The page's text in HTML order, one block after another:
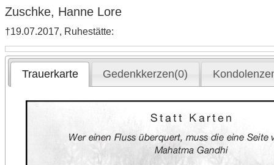
Zuschke, Hanne Lore
†19.07.2017, Ruhestätte:
Trauerkarte Gedenkkerzen(0)